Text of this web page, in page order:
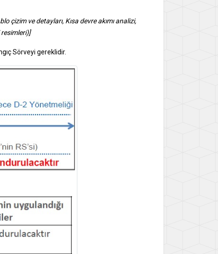
çizim ve detayları, Kısa devre akımı analizi,
resimleri)]
Sörveyi gereklidir.